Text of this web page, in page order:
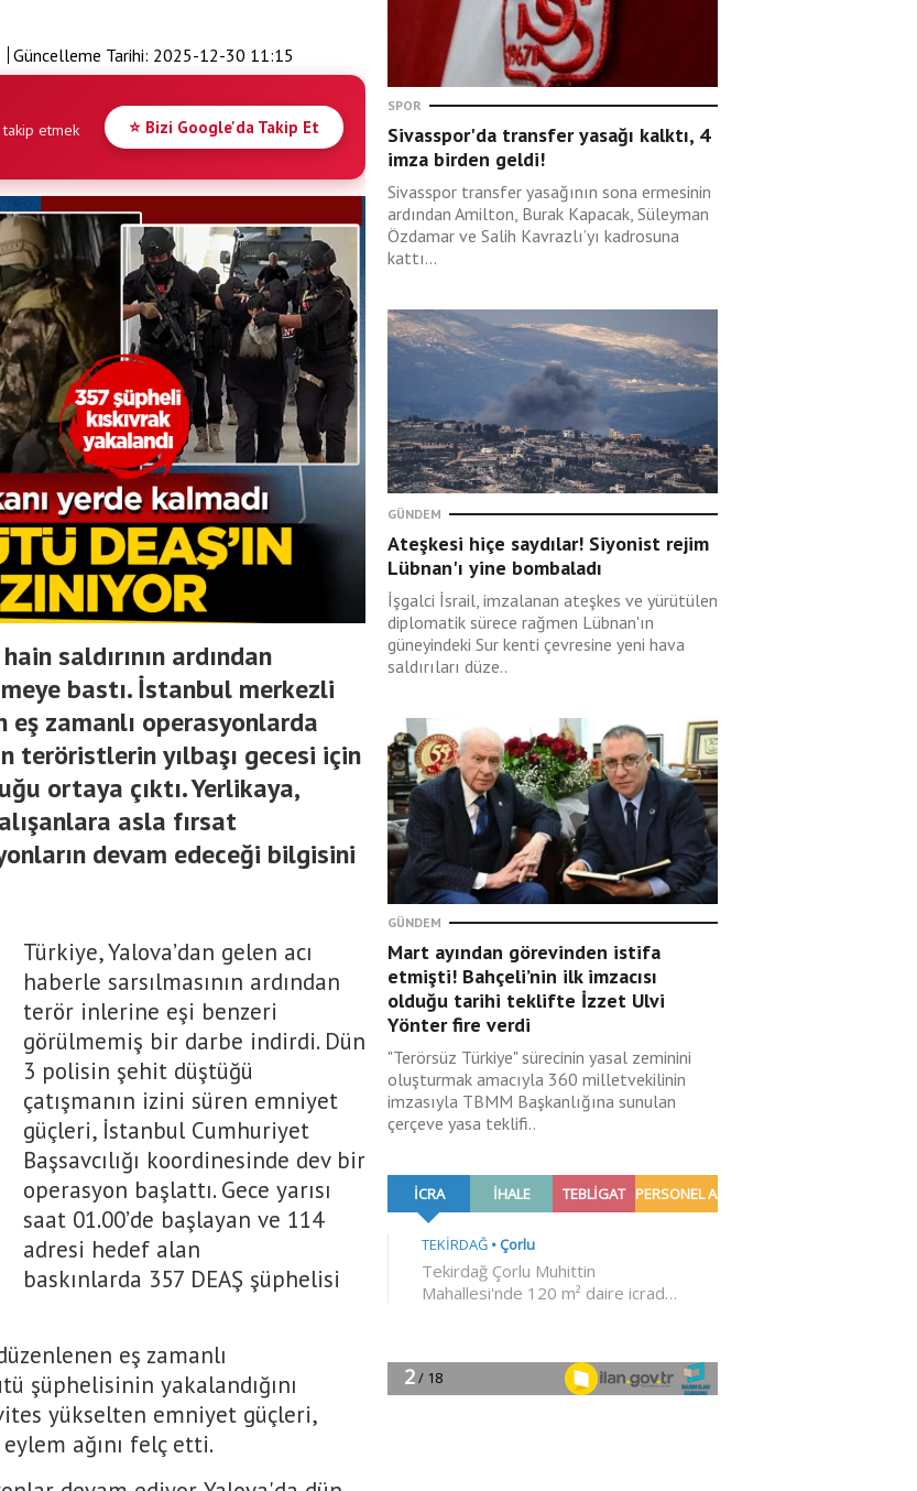
Güncelleme Tarihi: 2025-12-30 11:15
etmek
⭐ Bizi Google'da Takip Et
saldırının ardından
bastı. İstanbul merkezli
zamanlı operasyonlarda
teröristlerin yılbaşı gecesi için
ortaya çıktı. Yerlikaya,
asla fırsat
devam edeceği bilgisini
Türkiye, Yalova’dan gelen acı
haberle sarsılmasının ardından
terör inlerine eşi benzeri
görülmemiş bir darbe indirdi. Dün
3 polisin şehit düştüğü
çatışmanın izini süren emniyet
güçleri, İstanbul Cumhuriyet
Başsavcılığı koordinesinde dev bir
operasyon başlattı. Gece yarısı
saat 01.00’de başlayan ve 114
adresi hedef alan
baskınlarda 357 DEAŞ şüphelisi
eş zamanlı
şüphelisinin yakalandığını
yükselten emniyet güçleri,
ağını felç etti.
SPOR
Sivasspor'da transfer yasağı kalktı, 4
imza birden geldi!
Sivasspor transfer yasağının sona ermesinin
ardından Amilton, Burak Kapacak, Süleyman
Özdamar ve Salih Kavrazlı’yı kadrosuna
kattı...
GÜNDEM
Ateşkesi hiçe saydılar! Siyonist rejim
Lübnan'ı yine bombaladı
İşgalci İsrail, imzalanan ateşkes ve yürütülen
diplomatik sürece rağmen Lübnan'ın
güneyindeki Sur kenti çevresine yeni hava
saldırıları düze..
GÜNDEM
Mart ayından görevinden istifa
etmişti! Bahçeli’nin ilk imzacısı
olduğu tarihi teklifte İzzet Ulvi
Yönter fire verdi
"Terörsüz Türkiye" sürecinin yasal zeminini
oluşturmak amacıyla 360 milletvekilinin
imzasıyla TBMM Başkanlığına sunulan
çerçeve yasa teklifi..